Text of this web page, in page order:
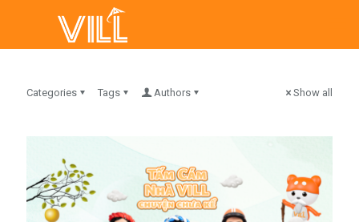
Categories Tags Authors Show all